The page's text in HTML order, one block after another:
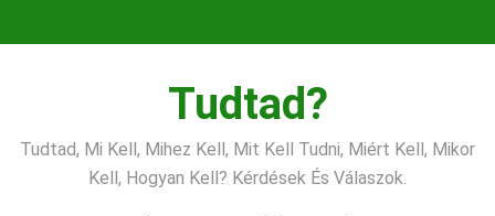
Tudtad?
Tudtad, Mi Kell, Mihez Kell, Mit Kell Tudni, Miért Kell, Mikor
Kell, Hogyan Kell? Kérdések És Válaszok.